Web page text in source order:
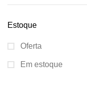
Estoque
Oferta
Em estoque